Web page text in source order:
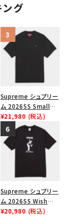
グ
Supreme シュプリー
ム 2026SS Small
Box Tee スモールボ
ックスTシャツ ブラッ
ク
¥21,980 (税込)
Supreme シュプリー
ム 2026SS Wish
Tee ウィッシュTシ
¥20,980 (税込)